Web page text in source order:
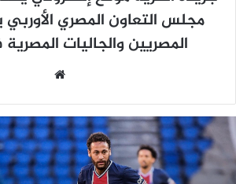
مجلس التعاون المصري
المصريين والجاليات